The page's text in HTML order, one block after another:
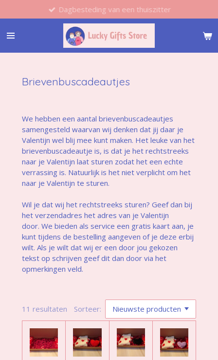
direct
naar
hoofdinhoud
Dagbesteding van een thuiszitter
Brievenbuscadeautjes
We hebben een aantal brievenbuscadeautjes
samengesteld waarvan wij denken dat jij daar je
Valentijn wel blij mee kunt maken. Het leuke van het
brievenbuscadeautje is, is dat je het rechtstreeks
naar je Valentijn laat sturen zodat het een echte
verrassing is. Natuurlijk is het niet verplicht om het
naar je Valentijn te sturen.
Wil je dat wij het rechtstreeks sturen? Geef dan bij
het verzendadres het adres van je Valentijn
door. We bieden als service een gratis kaart aan, je
kunt tijdens de bestelling aangeven of je deze erbij
wilt. Als je wilt dat wij er een door jou gekozen
tekst op schrijven geef dit dan door via het
opmerkingen veld.
11 resultaten Sorteer: